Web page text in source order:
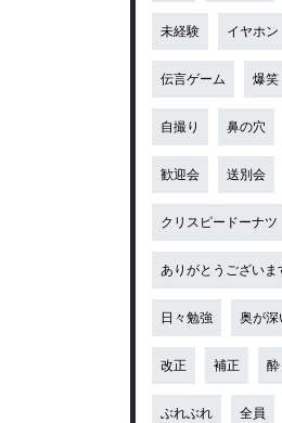
未経験 イヤホン
伝言ゲーム 爆笑
自撮り 鼻の穴
歓迎会 送別会
クリスピードーナツ
ありがとうございま
日々勉強 奥が深
改正 補正
ぶれぶれ 全員